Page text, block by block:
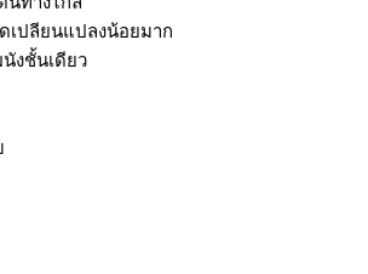
ปลียนแปลงน้อยมาก
งชั้นเดียว